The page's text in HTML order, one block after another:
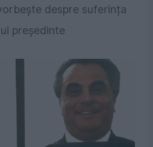
despre suferința
președinte